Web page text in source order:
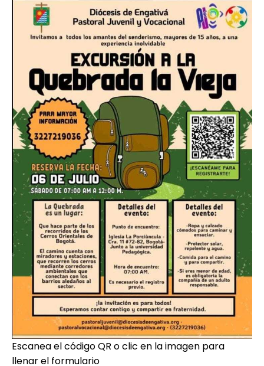
Escanea el código QR o clic en la imagen para
llenar el formulario